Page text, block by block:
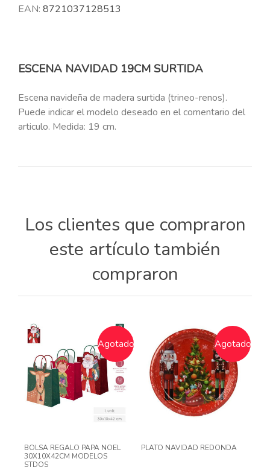
EAN: 8721037128513
ESCENA NAVIDAD 19CM SURTIDA
Escena navideña de madera surtida (trineo-renos).
Puede indicar el modelo deseado en el comentario del
articulo. Medida: 19 cm.
Los clientes que compraron
este artículo también
compraron
Agotado
BOLSA REGALO PAPA NOEL
30X10X42CM MODELOS
STDOS
Agotado
PLATO NAVIDAD REDONDA